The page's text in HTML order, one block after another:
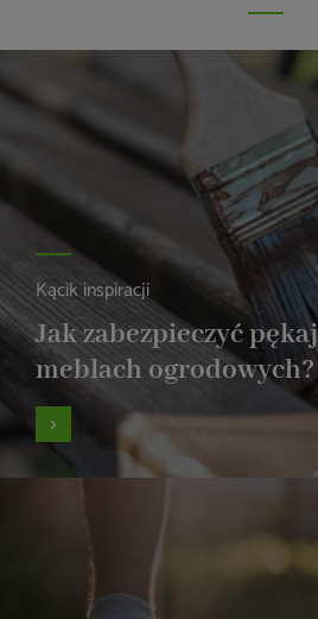
Kącik inspiracji
Jak zabezpieczyć
meblach ogrodowych?